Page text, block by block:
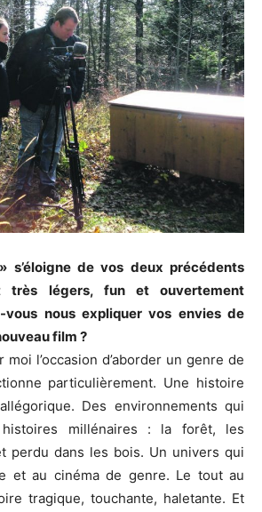
s’éloigne de vos deux précédents
très légers, fun et ouvertement
vous nous expliquer vos envies de
film ?
l’occasion d’aborder un genre de
particulièrement. Une histoire
Des environnements qui
millénaires : la forêt, les
perdu dans les bois. Un univers qui
et au cinéma de genre. Le tout au
tragique, touchante, haletante. Et